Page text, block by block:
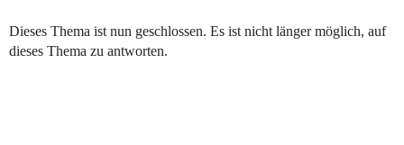
Dieses Thema ist nun geschlossen. Es ist nicht länger möglich, auf
dieses Thema zu antworten.